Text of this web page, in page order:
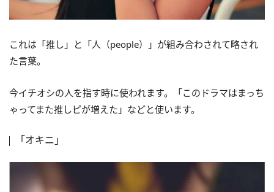
これは「推し」と「人（people）」が組み合わされて略され
た言葉。
今イチオシの人を指す時に使われます。「このドラマはまっち
ゃってまた推しピが増えた」などと使います。
「オキニ」